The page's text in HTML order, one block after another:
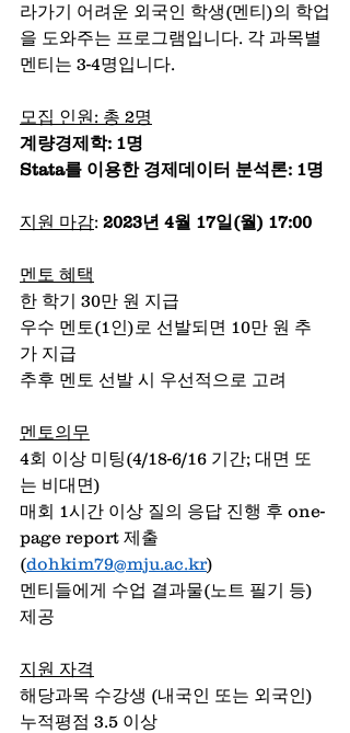
라가기 어려운 외국인 학생(멘티)의 학업
을 도와주는 프로그램입니다. 각 과목별
멘티는 3-4명입니다.
모집 인원: 총 2명
계량경제학: 1명
Stata를 이용한 경제데이터 분석론: 1명
지원 마감: 2023년 4월 17일(월) 17:00
멘토 혜택
한 학기 30만 원 지급
우수 멘토(1인)로 선발되면 10만 원 추
가 지급
추후 멘토 선발 시 우선적으로 고려
멘토의무
4회 이상 미팅(4/18-6/16 기간; 대면 또
는 비대면)
매회 1시간 이상 질의 응답 진행 후 one-
page report 제출
(dohkim79@mju.ac.kr)
멘티들에게 수업 결과물(노트 필기 등)
제공
지원 자격
해당과목 수강생 (내국인 또는 외국인)
누적평점 3.5 이상